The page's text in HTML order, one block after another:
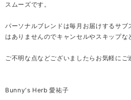
スムーズです。
パーソナルブレンドは毎月お届けするサブ
はありませんのでキャンセルやスキップな
ご不明な点などございましたらお気軽にご
Bunny's Herb 愛祐子